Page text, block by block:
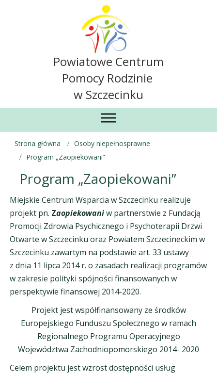
Powiatowe Centrum
Pomocy Rodzinie
w Szczecinku
Strona główna
Osoby niepełnosprawne
Program „Zaopiekowani”
Program „Zaopiekowani”
Miejskie Centrum Wsparcia w Szczecinku realizuje
projekt pn. Zaopiekowaniw partnerstwie z Fundacją
Promocji Zdrowia Psychicznego i Psychoterapii Drzwi
Otwarte w Szczecinku oraz Powiatem Szczecineckim w
Szczecinku zawartym na podstawie art. 33 ustawy
z dnia 11 lipca 2014 r. o zasadach realizacji programów
w zakresie polityki spójności finansowanych w
perspektywie finansowej 2014-2020.
Projekt jest współfinansowany ze środków
Europejskiego Funduszu Społecznego w ramach
Regionalnego Programu Operacyjnego
Województwa Zachodniopomorskiego 2014- 2020
Celem projektu jest wzrost dostępności usług